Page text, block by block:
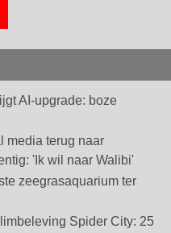
AI-upgrade: boze
media terug naar
'Ik wil naar Walibi'
zeegrasaquarium ter
Spider City: 25